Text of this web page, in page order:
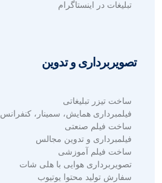
تبلیغات در اینستاگرام
تصویربرداری و تدوین
ساخت تیزر تبلیغاتی
فیلمبرداری همایش، سمینار، کنفرانس
ساخت فیلم صنعتی
فیلمبرداری و تدوین مجالس
ساخت فیلم آموزشی
تصویربرداری هوایی با هلی شات
سفارش تولید محتوا یوتیوب